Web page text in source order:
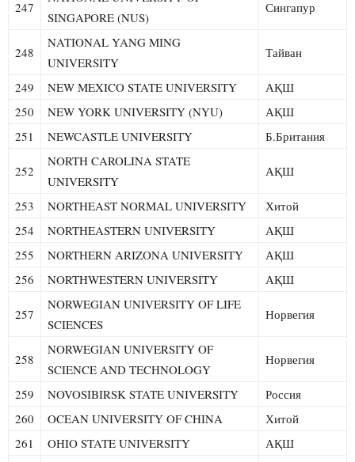
247
SINGAPORE (NUS)
Сингапур
248
NATIONAL YANG MING
UNIVERSITY
Тайван
249 NEW MEXICO STATE UNIVERSITY
АҚШ
250
NEW YORK UNIVERSITY (NYU)
АҚШ
251
NEWCASTLE UNIVERSITY Б.Британия
252
NORTH CAROLINA STATE
UNIVERSITY
АҚШ
253 NORTHEAST NORMAL UNIVERSITY
Хитой
254
NORTHEASTERN UNIVERSITY
АҚШ
255
NORTHERN ARIZONA UNIVERSITY
АҚШ
256
NORTHWESTERN UNIVERSITY АҚШ
257
NORWEGIAN UNIVERSITY OF LIFE
SCIENCES
Норвегия
258
NORWEGIAN UNIVERSITY OF
SCIENCE AND TECHNOLOGY
Норвегия
259 NOVOSIBIRSK STATE UNIVERSITY
Россия
260
OCEAN UNIVERSITY OF CHINA
Хитой
261
OHIO STATE UNIVERSITY
АҚШ